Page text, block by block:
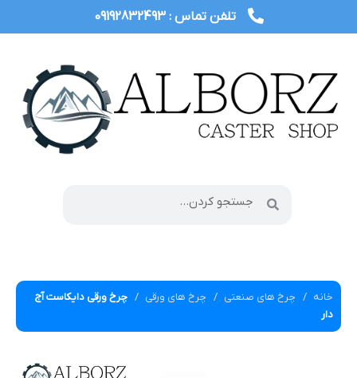
تلفن تماس : 09192832493
خانه چرخ های صنعتی چرخ های ورقی
چرخ ورقی دایکاست آج
دار